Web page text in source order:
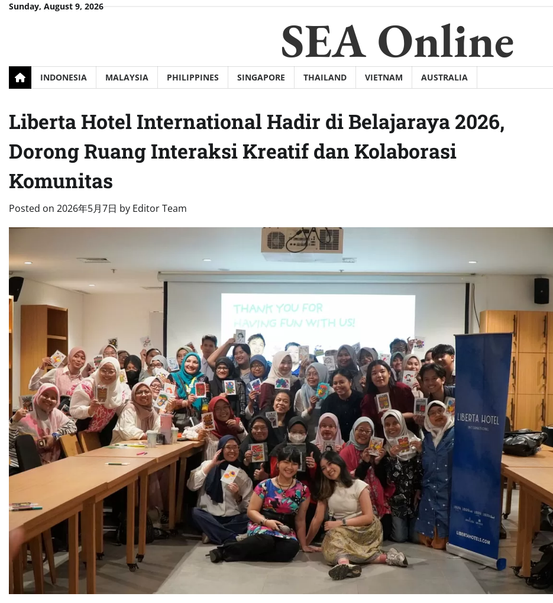
SkipSunday, August 9, 2026
SEA Online
INDONESIA MALAYSIA PHILIPPINES SINGAPORE THAILAND VIETNAM AUSTRALIA
Liberta Hotel International Hadir di Belajaraya 2026,
Dorong Ruang Interaksi Kreatif dan Kolaborasi
Komunitas
Posted on 2026年5月7日 by Editor Team